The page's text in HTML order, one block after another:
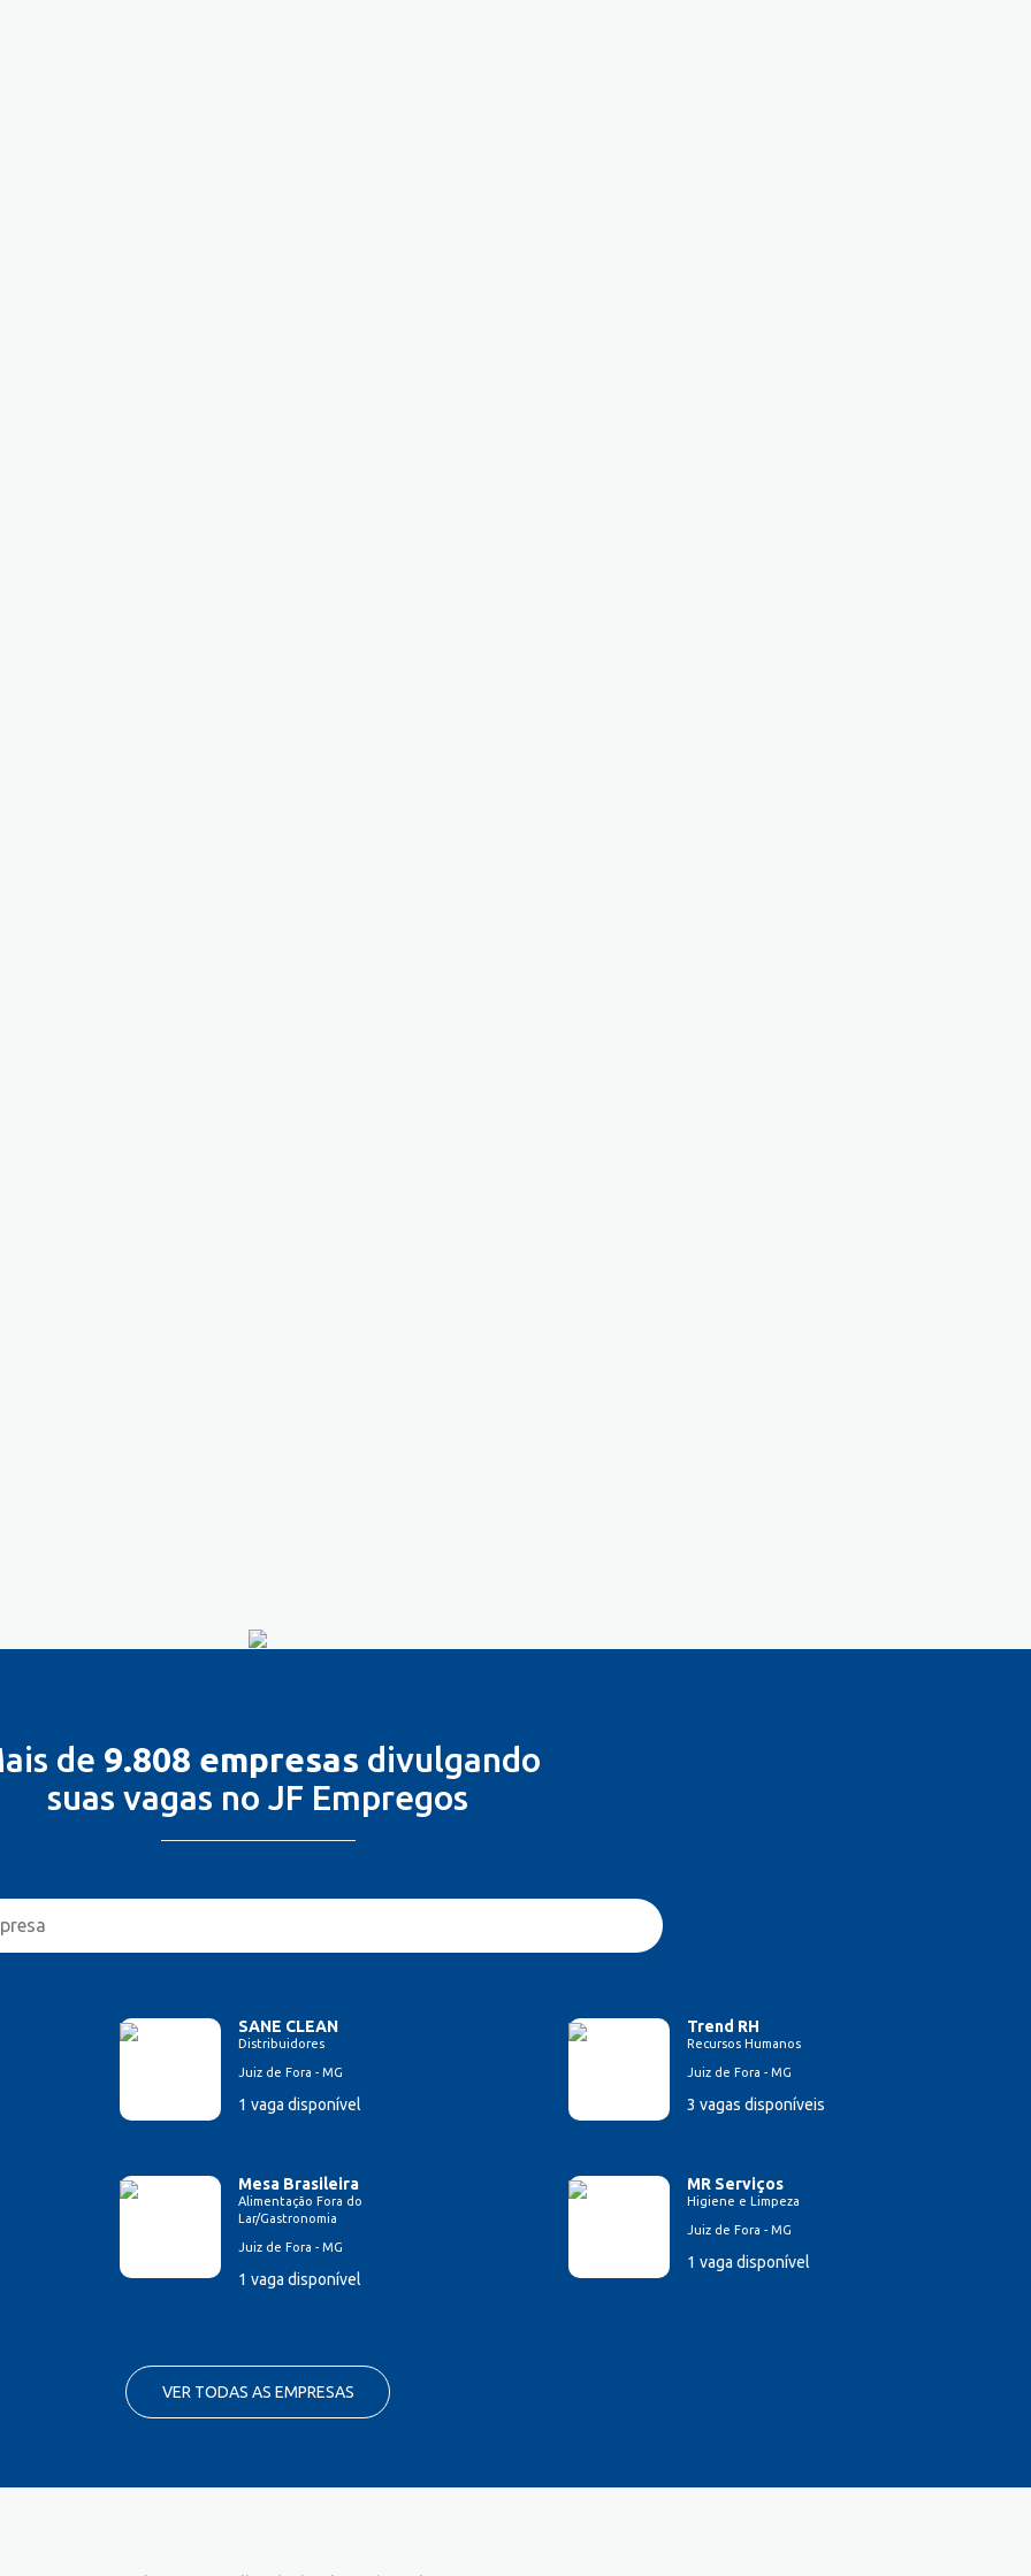
de 9.808 empresas divulgando
suas vagas no JF Empregos
SANE CLEAN
Distribuidores
Juiz de Fora - MG
1 vaga disponível
Trend RH
Recursos Humanos
Juiz de Fora - MG
3 vagas disponíveis
Mesa Brasileira
Alimentação Fora do
Lar/Gastronomia
Juiz de Fora - MG
1 vaga disponível
MR Serviços
Higiene e Limpeza
Juiz de Fora - MG
1 vaga disponível
VER TODAS AS EMPRESAS